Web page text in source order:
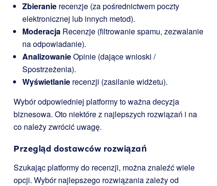
Zbieranie recenzje (za pośrednictwem poczty
elektronicznej lub innych metod).
Moderacja Recenzje (filtrowanie spamu, zezwalanie
na odpowiadanie).
AnalizowanieOpinie (dające wnioski /
Spostrzeżenia).
Wyświetlanie recenzji (zasilanie widżetu).
Wybór odpowiedniej platformy to ważna decyzja
biznesowa. Oto niektóre z najlepszych rozwiązań i na
co należy zwrócić uwagę.
Przegląd dostawców rozwiązań
Szukając platformy do recenzji, można znaleźć wiele
opcji. Wybór najlepszego rozwiązania zależy od